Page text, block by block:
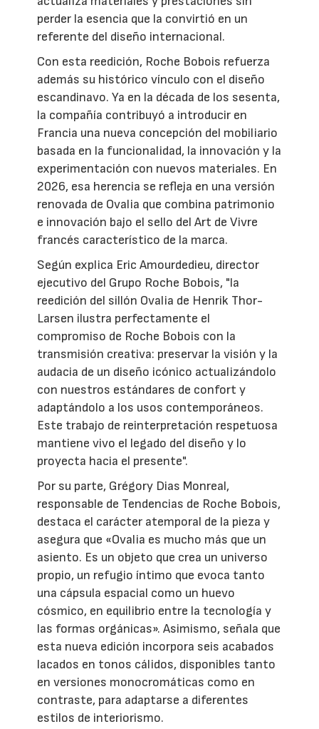
perder la esencia que la convirtió en un
referente del diseño internacional.
Con esta reedición, Roche Bobois refuerza
además su histórico vínculo con el diseño
escandinavo. Ya en la década de los sesenta,
la compañía contribuyó a introducir en
Francia una nueva concepción del mobiliario
basada en la funcionalidad, la innovación y la
experimentación con nuevos materiales. En
2026, esa herencia se refleja en una versión
renovada de Ovalia que combina patrimonio
e innovación bajo el sello del Art de Vivre
francés característico de la marca.
Según explica Eric Amourdedieu, director
ejecutivo del Grupo Roche Bobois, "la
reedición del sillón Ovalia de Henrik Thor-
Larsen ilustra perfectamente el
compromiso de Roche Bobois con la
transmisión creativa: preservar la visión y la
audacia de un diseño icónico actualizándolo
con nuestros estándares de confort y
adaptándolo a los usos contemporáneos.
Este trabajo de reinterpretación respetuosa
mantiene vivo el legado del diseño y lo
proyecta hacia el presente".
Por su parte, Grégory Dias Monreal,
responsable de Tendencias de Roche Bobois,
destaca el carácter atemporal de la pieza y
asegura que «Ovalia es mucho más que un
asiento. Es un objeto que crea un universo
propio, un refugio íntimo que evoca tanto
una cápsula espacial como un huevo
cósmico, en equilibrio entre la tecnología y
las formas orgánicas». Asimismo, señala que
esta nueva edición incorpora seis acabados
lacados en tonos cálidos, disponibles tanto
en versiones monocromáticas como en
contraste, para adaptarse a diferentes
estilos de interiorismo.